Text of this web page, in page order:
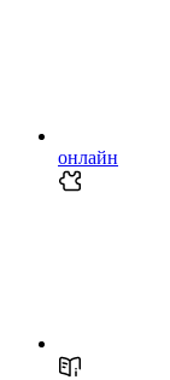
онлайн